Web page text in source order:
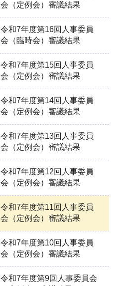
会（定例会）審議結果
令和7年度第16回人事委員
会（臨時会）審議結果
令和7年度第15回人事委員
会（定例会）審議結果
令和7年度第14回人事委員
会（定例会）審議結果
令和7年度第13回人事委員
会（定例会）審議結果
令和7年度第12回人事委員
会（定例会）審議結果
令和7年度第11回人事委員
会（定例会）審議結果
令和7年度第10回人事委員
会（定例会）審議結果
令和7年度第9回人事委員会